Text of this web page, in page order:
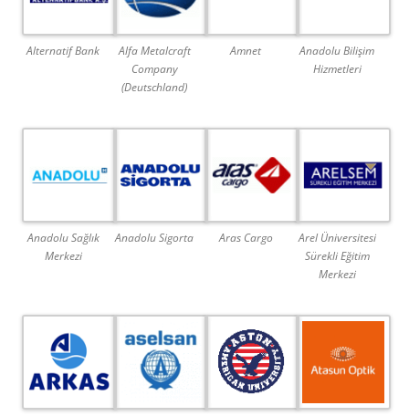
Alternatif Bank
Alfa Metalcraft
Company
(Deutschland)
Amnet
Anadolu Bilişim
Hizmetleri
Anadolu Sağlık
Merkezi
Anadolu Sigorta Aras Cargo
Arel Üniversitesi
Sürekli Eğitim
Merkezi